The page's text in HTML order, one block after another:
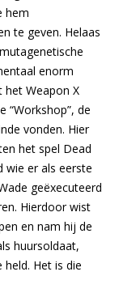
hem
te geven. Helaas
enorm
het Weapon X
“Workshop”, de
vonden. Hier
het spel Dead
wie er als eerste
geëxecuteerd
Hierdoor wist
en nam hij de
huursoldaat,
Het is die